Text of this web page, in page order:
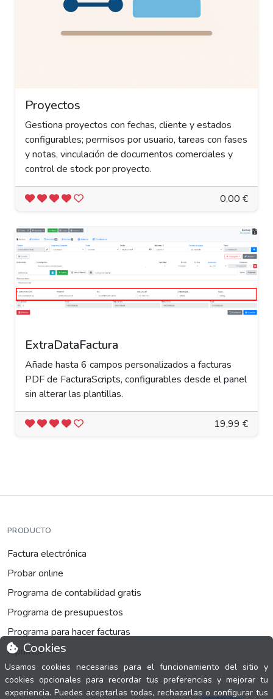
Proyectos
Gestiona proyectos con fechas, cliente y estados
configurables; permisos por usuario, tareas con fases
y notas, vinculación de documentos comerciales y
control de stock por proyecto.
0,00 €
ExtraDataFactura
Añade hasta 6 campos personalizados a facturas
PDF de FacturaScripts, configurables desde el panel
sin alterar las plantillas.
19,99 €
Cookies
Usamos cookies necesarias para el funcionamiento del sitio y
cookies opcionales para recordar tus preferencias y mejorar tu
experiencia. Puedes aceptarlas todas, rechazarlas o configurar tus
PRODUCTO
Factura electrónica
Probar online
Programa de contabilidad gratis
Programa de presupuestos
Programa para hacer facturas
fsprinter